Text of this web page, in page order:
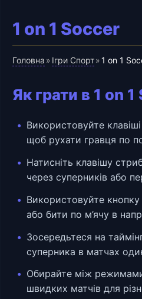
1 on 1 Soccer
Головна » Ігри Спорт»1 on 1
Як грати в 1 on
Використовуйте
щоб рухати гравця по
Натисніть клавішу
через суперників або
Використовуйте
або бити по м’ячу в
Зосередьтеся на
суперника в матчах
Обирайте між режимами
швидких матчів для